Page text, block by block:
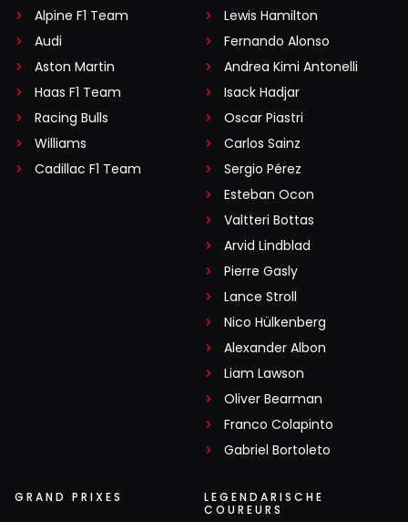
Alpine F1 Team
Audi
Aston Martin
Haas F1 Team
Racing Bulls
Williams
Cadillac F1 Team
Lewis Hamilton
Fernando Alonso
Andrea Kimi Antonelli
Isack Hadjar
Oscar Piastri
Carlos Sainz
Sergio Pérez
Esteban Ocon
Valtteri Bottas
Arvid Lindblad
Pierre Gasly
Lance Stroll
Nico Hülkenberg
Alexander Albon
Liam Lawson
Oliver Bearman
Franco Colapinto
Gabriel Bortoleto
GRAND PRIXES
LEGENDARISCHE
COUREURS